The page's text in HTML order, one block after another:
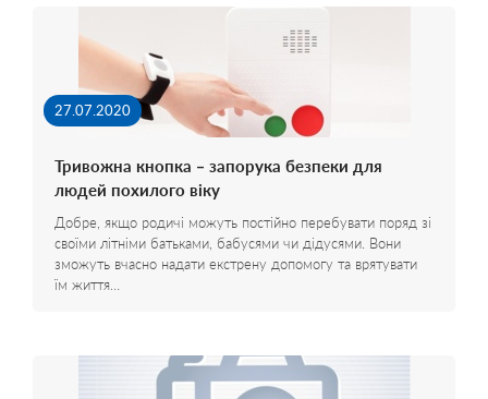
27.07.2020
Тривожна кнопка – запорука безпеки для
людей похилого віку
Добре, якщо родичі можуть постійно перебувати поряд зі
своїми літніми батьками, бабусями чи дідусями. Вони
зможуть вчасно надати екстрену допомогу та врятувати
їм життя…